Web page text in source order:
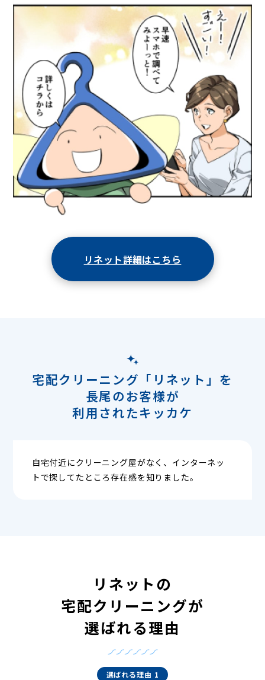
リネット詳細はこちら
宅配クリーニング「リネット」を
長尾のお客様が
利用されたキッカケ
自宅付近にクリーニング屋がなく、インターネッ
トで探してたところ存在感を知りました。
リネットの
宅配クリーニングが
選ばれる理由
選ばれる理由 1